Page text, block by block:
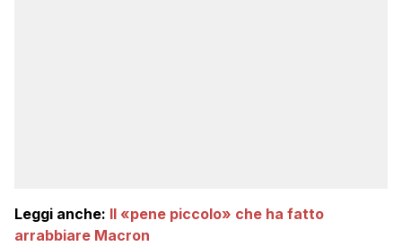
Leggi anche: Il «pene piccolo» che ha fatto
arrabbiare Macron